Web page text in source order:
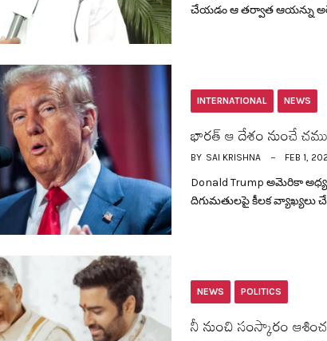
చేయడం ఆ త‌ర్వాత ఆయ‌న్ను
INTERNATIONAL NEWS
భార‌త్ ఆ దేశం నుంచే
BY SAI KRISHNA FEB 1,
Donald Trump అమెరికా
దిగుమతుల‌పై కీల‌క వ్యాఖ్య‌లు
NEWS POLITICS
నీ నుంచి సంస్కారం